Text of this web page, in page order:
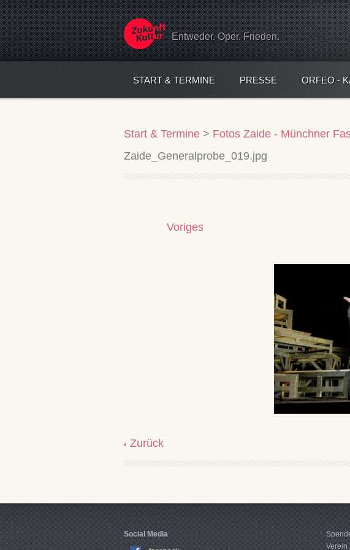
Entweder. Oper. Frieden.
START & TERMINE PRESSE ORFEO -
Start & Termine > Fotos Zaide - Münchner
Zaide_Generalprobe_019.jpg
Voriges
Zurück
Social Media
Verein